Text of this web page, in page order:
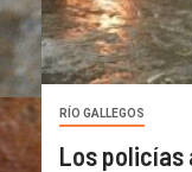
RÍO GALLEGOS
Los policías